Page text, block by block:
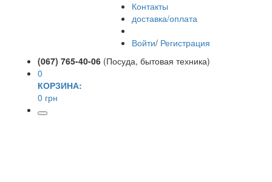
Контакты
доставка/оплата
Войти/ Регистрация
(067) 765-40-06 (Посуда, бытовая техника)
0
КОРЗИНА:
0 грн